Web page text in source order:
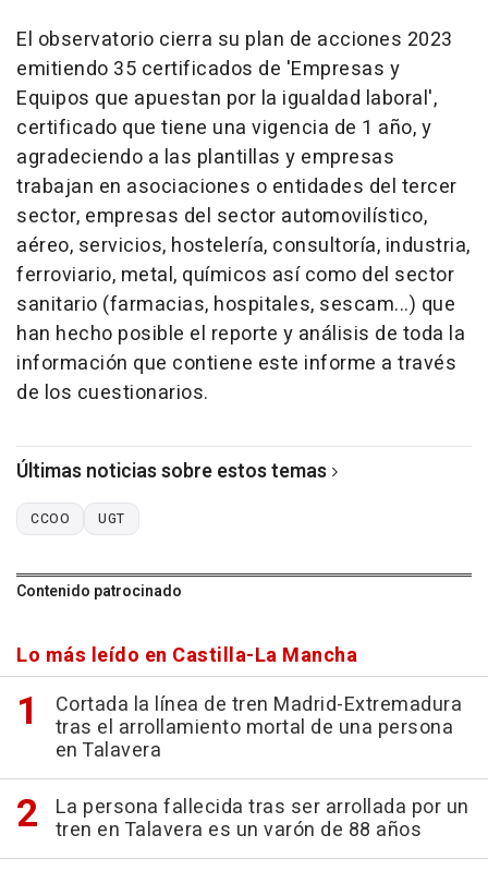
El observatorio cierra su plan de acciones 2023
emitiendo 35 certificados de 'Empresas y
Equipos que apuestan por la igualdad laboral',
certificado que tiene una vigencia de 1 año, y
agradeciendo a las plantillas y empresas
trabajan en asociaciones o entidades del tercer
sector, empresas del sector automovilístico,
aéreo, servicios, hostelería, consultoría, industria,
ferroviario, metal, químicos así como del sector
sanitario (farmacias, hospitales, sescam...) que
han hecho posible el reporte y análisis de toda la
información que contiene este informe a través
de los cuestionarios.
Últimas noticias sobre estos temas
CCOO UGT
Contenido patrocinado
Lo más leído en Castilla-La Mancha
Cortada la línea de tren Madrid-Extremadura
tras el arrollamiento mortal de una persona
en Talavera
La persona fallecida tras ser arrollada por un
tren en Talavera es un varón de 88 años